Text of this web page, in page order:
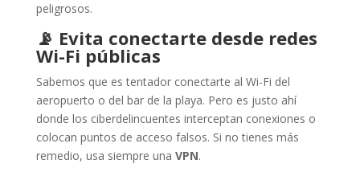
peligrosos.
📡 Evita conectarte desde redes
Wi-Fi públicas
Sabemos que es tentador conectarte al Wi-Fi del
aeropuerto o del bar de la playa. Pero es justo ahí
donde los ciberdelincuentes interceptan conexiones o
colocan puntos de acceso falsos. Si no tienes más
remedio, usa siempre una VPN.